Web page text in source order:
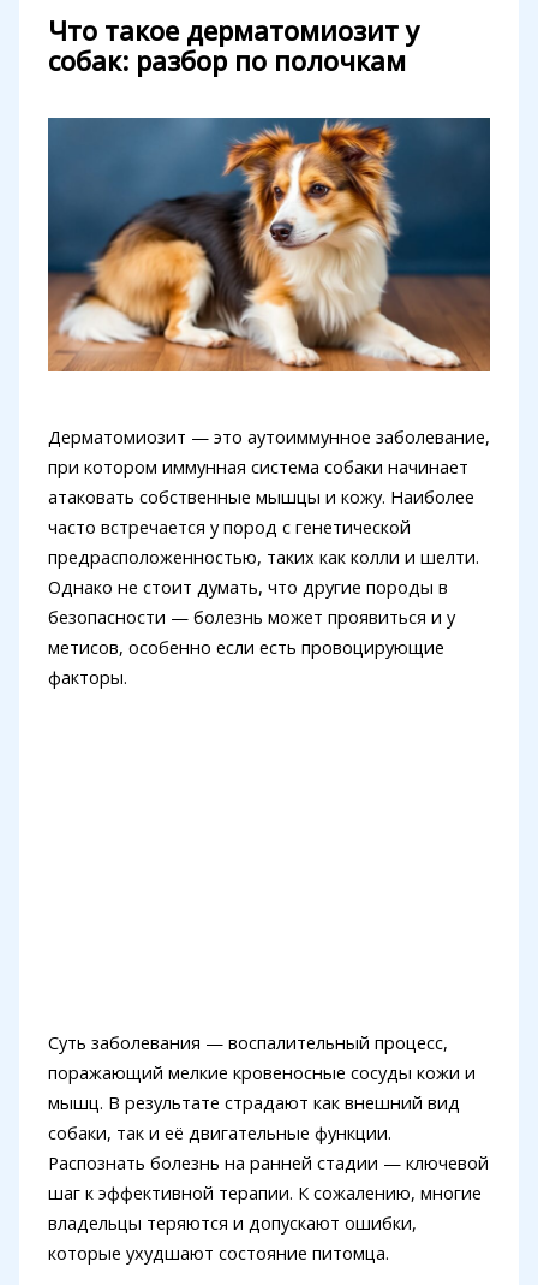
Что такое дерматомиозит у
собак: разбор по полочкам
Дерматомиозит — это аутоиммунное заболевание,
при котором иммунная система собаки начинает
атаковать собственные мышцы и кожу. Наиболее
часто встречается у пород с генетической
предрасположенностью, таких как колли и шелти.
Однако не стоит думать, что другие породы в
безопасности — болезнь может проявиться и у
метисов, особенно если есть провоцирующие
факторы.
Суть заболевания — воспалительный процесс,
поражающий мелкие кровеносные сосуды кожи и
мышц. В результате страдают как внешний вид
собаки, так и её двигательные функции.
Распознать болезнь на ранней стадии — ключевой
шаг к эффективной терапии. К сожалению, многие
владельцы теряются и допускают ошибки,
которые ухудшают состояние питомца.